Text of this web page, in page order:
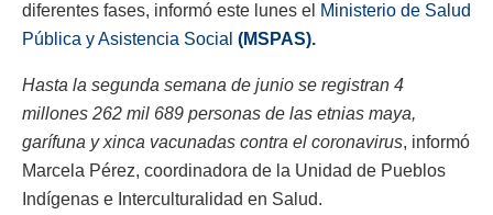
diferentes fases, informó este lunes el Ministerio de Salud
Pública y Asistencia Social (MSPAS).
Hasta la segunda semana de junio se registran 4
millones 262 mil 689 personas de las etnias maya,
garífuna y xinca vacunadas contra el coronavirus, informó
Marcela Pérez, coordinadora de la Unidad de Pueblos
Indígenas e Interculturalidad en Salud.